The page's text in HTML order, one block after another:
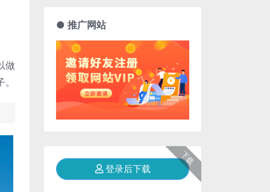
做
● 推广网站
下载
登录后下载